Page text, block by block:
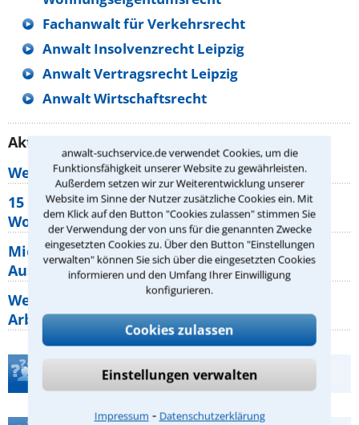
anwalt-suchservice.de verwendet Cookies, um die
Funktionsfähigkeit unserer Website zu gewährleisten.
Außerdem setzen wir zur Weiterentwicklung unserer
Website im Sinne der Nutzer zusätzliche Cookies ein. Mit
dem Klick auf den Button "Cookies zulassen" stimmen Sie
der Verwendung der von uns für die genannten Zwecke
eingesetzten Cookies zu. Über den Button "Einstellungen
verwalten" können Sie sich über die eingesetzten Cookies
informieren und den Umfang Ihrer Einwilligung
konfigurieren.
Cookies zulassen
Einstellungen verwalten
Impressum ⁃ Datenschutzerklärung
Fachanwalt für Verkehrsrecht
Anwalt Insolvenzrecht Leipzig
Anwalt Vertragsrecht Leipzig
Anwalt Wirtschaftsrecht
Aktuelle Rechtstipps unserer Redaktion
Wer muss Zweitwohnungssteuer zahlen?
15 elementare Rechte, die jeder
Wohnungseigentümer kennen sollte
Mietpreisbremse 2026: Alle Regeln,
Ausnahmen und Rechte für Mieter
Welche Regeln für Teilnahme, Urlaub,
Arbeitszeit gelten beim
Teste Dein Rechtswissen